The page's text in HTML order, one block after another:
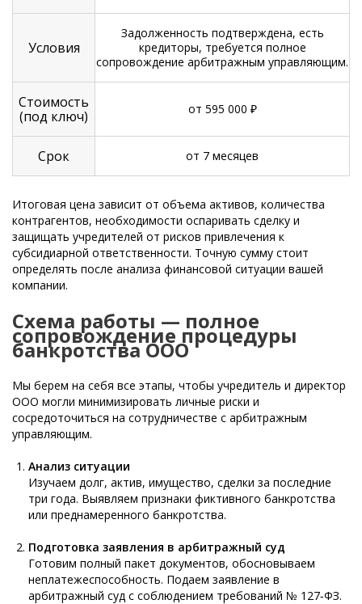
Условия
Задолженность подтверждена, есть
кредиторы, требуется полное
сопровождение арбитражным управляющим.
Стоимость
(под ключ)
от 595 000 ₽
Срок от 7 месяцев
Итоговая цена зависит от объема активов, количества
контрагентов, необходимости оспаривать сделку и
защищать учредителей от рисков привлечения к
субсидиарной ответственности. Точную сумму стоит
определять после анализа финансовой ситуации вашей
компании.
Схема работы — полное
сопровождение процедуры
банкротства ООО
Мы берем на себя все этапы, чтобы учредитель и директор
ООО могли минимизировать личные риски и
сосредоточиться на сотрудничестве с арбитражным
управляющим.
Анализ ситуации
Изучаем долг, актив, имущество, сделки за последние
три года. Выявляем признаки фиктивного банкротства
или преднамеренного банкротства.
Подготовка заявления в арбитражный суд
Готовим полный пакет документов, обосновываем
неплатежеспособность. Подаем заявление в
арбитражный суд с соблюдением требований № 127‑ФЗ.